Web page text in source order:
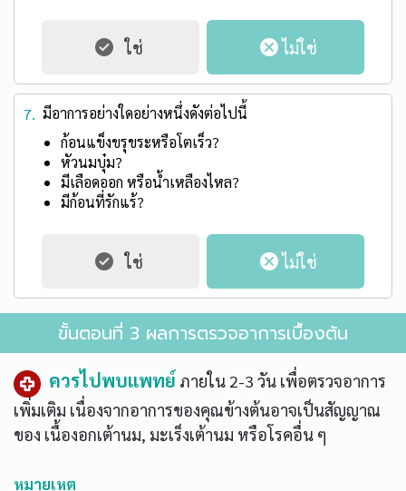
7. มีอาการอย่างใดอย่างหนึ่งดังต่อไปนี้
ก้อนแข็งขรุขระหรือโตเร็ว?
หัวนมบุ๋ม?
มีเลือดออก หรือน้ำเหลืองไหล?
มีก้อนที่รักแร้?
ขั้นตอนที่ 3 ผลการตรวจอาการเบื้องต้น
ควรไปพบแพทย์ ภายใน 2-3 วัน เพื่อตรวจอาการ
เพิ่มเติม เนื่องจากอาการของคุณข้างต้นอาจเป็นสัญญาณ
ของ เนื้องอกเต้านม, มะเร็งเต้านม หรือโรคอื่น ๆ
หมายเหตุ